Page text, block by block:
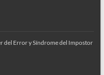
del Error y Síndrome del Impostor